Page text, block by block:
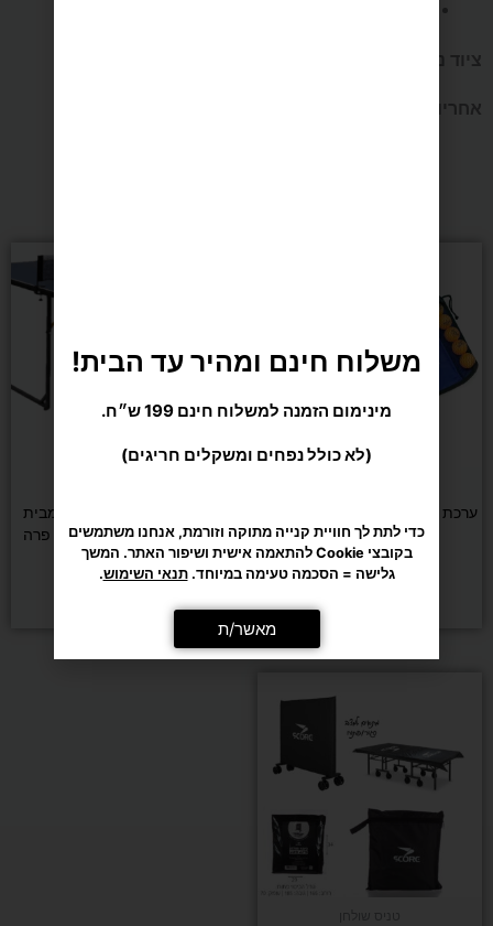
ציוד נלווה:
אחריות:
ערכת טניס שולחן JOOLA Family
₪ 199
שולחן טניס EASY PONG מבית
ROBERTO FERRE רוברטו פרה
₪ 649
מינימום הזמנה למשלוח חינם 199 ש״ח.
(לא כולל נפחים ומשקלים חריגים)
גלישה = הסכמה טעימה במיוחד.תנאי השימוש.